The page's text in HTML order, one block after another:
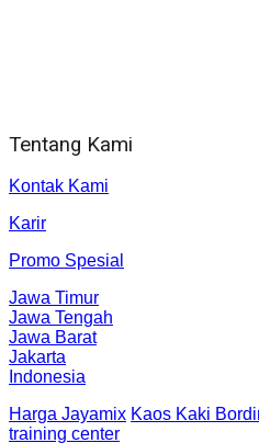
Tentang Kami
Kontak Kami
Karir
Promo Spesial
Jawa Timur
Jawa Tengah
Jawa Barat
Jakarta
Indonesia
Harga Jayamix Kaos Kaki
training center